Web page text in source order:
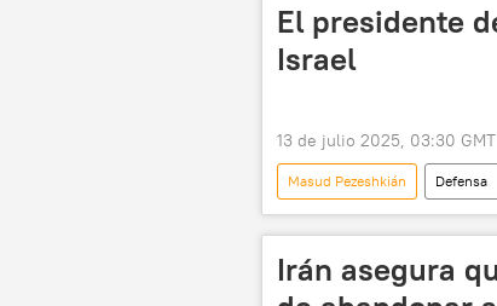
El presidente
Israel
13 de julio 2025, 03:30 GMT
Masud Pezeshkián Defensa
🛡️ Zonas de conflicto
Irán asegura